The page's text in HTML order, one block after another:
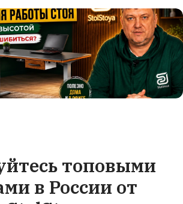
топовыми
в России от